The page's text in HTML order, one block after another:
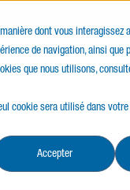
dont vous interagissez
de navigation, ainsi que
que nous utilisons,
cookie sera utilisé dans
Accepter